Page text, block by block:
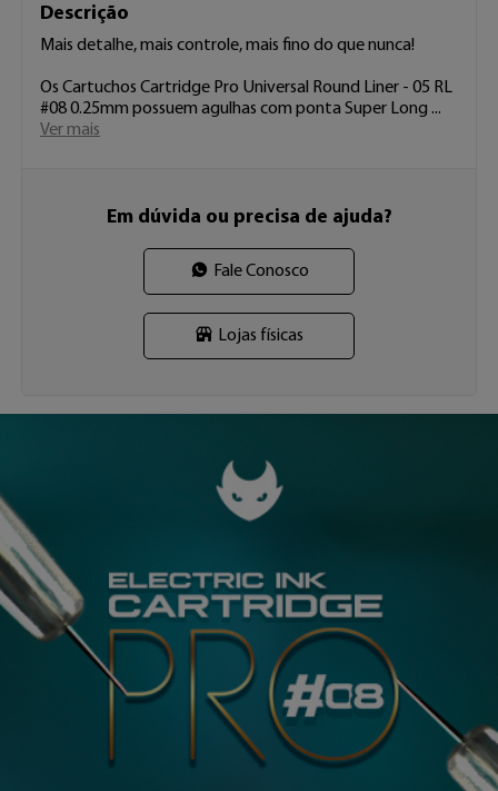
Descrição
Mais detalhe, mais controle, mais fino do que nunca!
Os Cartuchos Cartridge Pro Universal Round Liner - 05 RL
#08 0.25mm possuem agulhas com ponta Super Long ...
Ver mais
Em dúvida ou precisa de ajuda?
Fale Conosco
Lojas físicas